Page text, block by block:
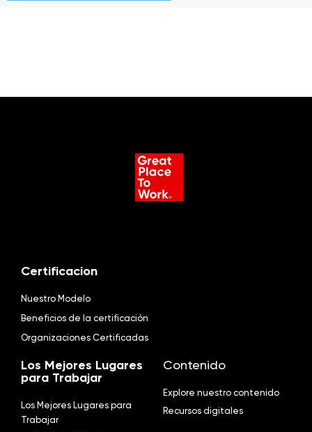
Certificacion
Nuestro Modelo
Beneficios de la certificación
Organizaciones Certificadas
Los Mejores Lugares
para Trabajar
Los Mejores Lugares para
Trabajar
Contenido
Explore nuestro contenido
Recursos digitales